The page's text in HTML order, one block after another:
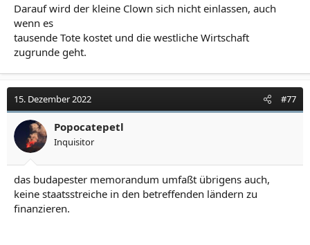
Darauf wird der kleine Clown sich nicht einlassen, auch
wenn es
tausende Tote kostet und die westliche Wirtschaft
zugrunde geht.
15. Dezember 2022 #77
Popocatepetl
Inquisitor
das budapester memorandum umfaßt übrigens auch,
keine staatsstreiche in den betreffenden ländern zu
finanzieren.